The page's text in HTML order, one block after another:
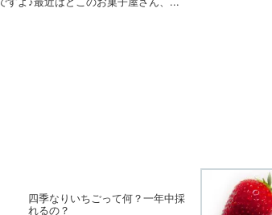
四季なりいちごって何？一年中採
れるの？